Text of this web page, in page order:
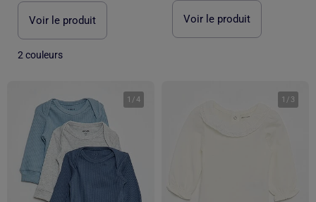
Voir le produit
2 couleurs
Voir le produit
1 /4 1 / 3